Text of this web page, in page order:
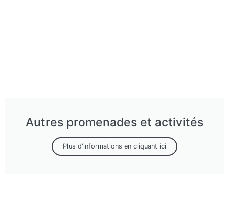
Autres promenades et activités
Plus d'informations en cliquant ici